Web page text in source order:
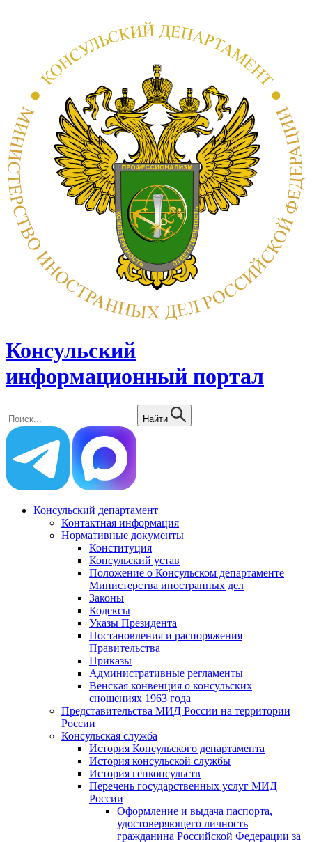
Консульский
информационный портал
Найти
Консульский департамент
Контактная информация
Нормативные документы
Конституция
Консульский устав
Положение о Консульском департаменте
Министерства иностранных дел
Законы
Кодексы
Указы Президента
Постановления и распоряжения
Правительства
Приказы
Административные регламенты
Венская конвенция о консульских
сношениях 1963 года
Представительства МИД России на территории
России
Консульская служба
История Консульского департамента
История консульской службы
История генконсульств
Перечень государственных услуг МИД
России
Оформление и выдача паспорта,
удостоверяющего личность
гражданина Российской Федерации за